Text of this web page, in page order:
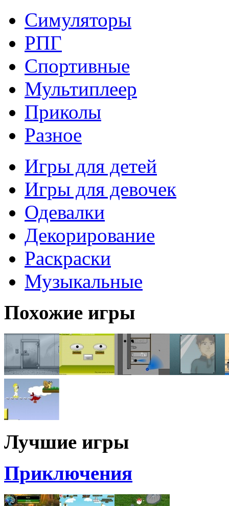
Симуляторы
РПГ
Спортивные
Мультиплеер
Приколы
Разное
Игры для детей
Игры для девочек
Одевалки
Декорирование
Раскраски
Музыкальные
Похожие игры
Лучшие игры
Приключения